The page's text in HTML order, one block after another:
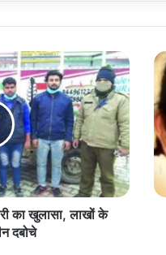
का खुलासा, लाखों के
दबोचे
नहीं
रही
स्वर
के
ब्रीच